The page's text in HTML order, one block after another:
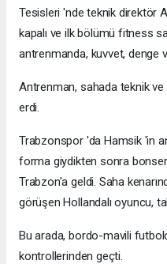
Tesisleri 'nde teknik direktör
kapalı ve ilk bölümü fitness
antrenmanda, kuvvet, denge
Antrenman, sahada teknik ve
erdi.
Trabzonspor 'da Hamsik 'in
forma giydikten sonra
Trabzon'a geldi. Saha
görüşen Hollandalı oyuncu,
Bu arada, bordo-mavili
kontrollerinden geçti.